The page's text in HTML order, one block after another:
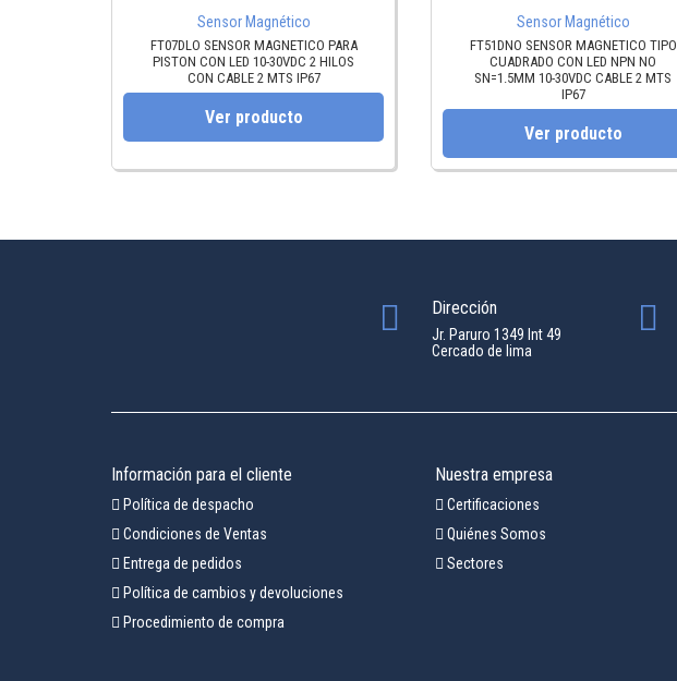
Sensor Magnético
FT07DLO SENSOR MAGNETICO PARA
PISTON CON LED 10-30VDC 2 HILOS
CON CABLE 2 MTS IP67
Ver producto
Sensor Magnético
FT51DNO SENSOR MAGNETICO TIPO
CUADRADO CON LED NPN NO
SN=1.5MM 10-30VDC CABLE 2 MTS
IP67
Ver producto
Dirección
Jr. Paruro 1349 Int 49
Cercado de lima
Información para el cliente
Política de despacho
Condiciones de Ventas
Entrega de pedidos
Política de cambios y devoluciones
Procedimiento de compra
Nuestra empresa
Certificaciones
Quiénes Somos
Sectores